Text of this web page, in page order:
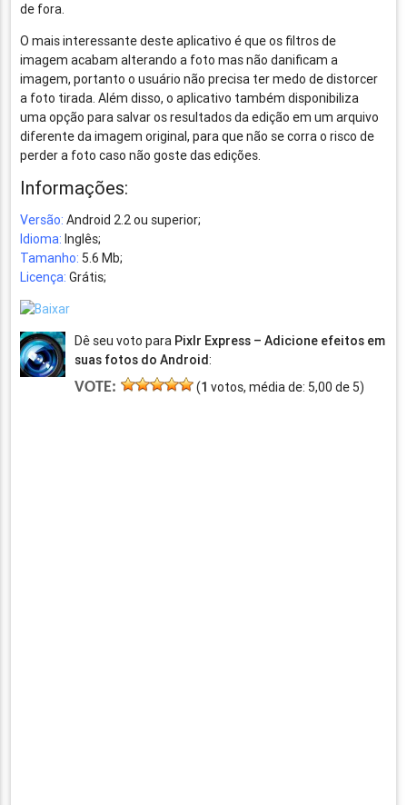
de fora.
O mais interessante deste aplicativo é que os filtros de
imagem acabam alterando a foto mas não danificam a
imagem, portanto o usuário não precisa ter medo de distorcer
a foto tirada. Além disso, o aplicativo também disponibiliza
uma opção para salvar os resultados da edição em um arquivo
diferente da imagem original, para que não se corra o risco de
perder a foto caso não goste das edições.
Informações:
Versão: Android 2.2 ou superior;
Idioma: Inglês;
Tamanho: 5.6 Mb;
Licença: Grátis;
Dê seu voto para Pixlr Express – Adicione efeitos em
suas fotos do Android:
VOTE: (1 votos, média de: 5,00 de 5)